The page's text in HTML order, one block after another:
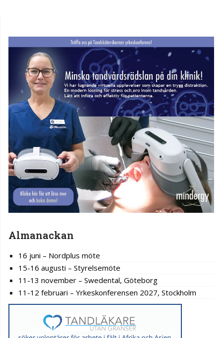
Almanackan
16 juni – Nordplus möte
15-16 augusti – Styrelsemöte
11-13 november – Swedental, Göteborg
11-12 februari – Yrkeskonferensen 2027, Stockholm